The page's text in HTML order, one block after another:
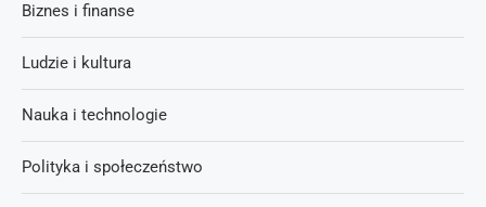
Biznes i finanse
Ludzie i kultura
Nauka i technologie
Polityka i społeczeństwo